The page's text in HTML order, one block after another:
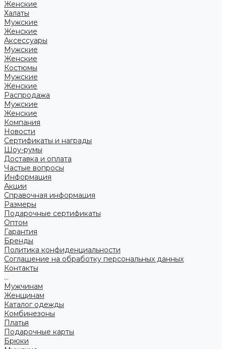
Женские
Халаты
Мужские
Женские
Аксессуары
Мужские
Женские
Костюмы
Мужские
Женские
Распродажа
Мужские
Женские
Компания
Новости
Сертификаты и награды
Шоу-румы
Доставка и оплата
Частые вопросы
Информация
Акции
Справочная информация
Размеры
Подарочные сертификаты
Оптом
Гарантия
Бренды
Политика конфиденциальности
Соглашение на обработку персональных данных
Контакты
...
Мужчинам
Женщинам
Каталог одежды
Комбинезоны
Платья
Подарочные карты
Брюки